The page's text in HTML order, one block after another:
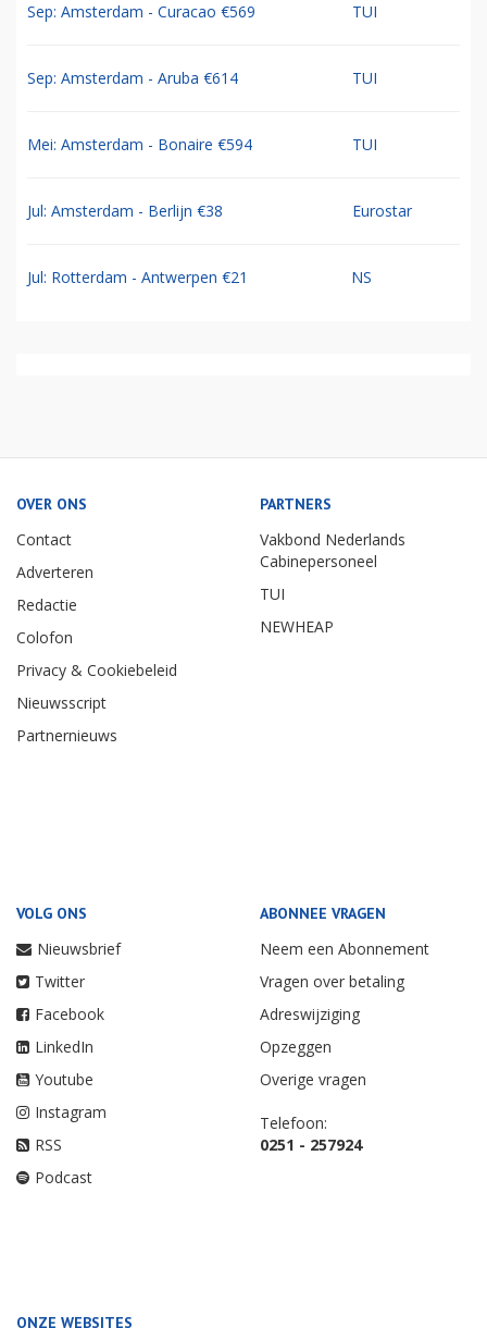
Sep: Amsterdam - Curacao €569 TUI
Sep: Amsterdam - Aruba €614 TUI
Mei: Amsterdam - Bonaire €594 TUI
Jul: Amsterdam - Berlijn €38 Eurostar
Jul: Rotterdam - Antwerpen €21 NS
OVER ONS
Contact
Adverteren
Redactie
Colofon
Privacy & Cookiebeleid
Nieuwsscript
Partnernieuws
PARTNERS
Vakbond Nederlands
Cabinepersoneel
TUI
NEWHEAP
VOLG ONS
Nieuwsbrief
Twitter
Facebook
LinkedIn
Youtube
Instagram
RSS
Podcast
ABONNEE VRAGEN
Neem een Abonnement
Vragen over betaling
Adreswijziging
Opzeggen
Overige vragen
Telefoon:
0251 - 257924
ONZE WEBSITES